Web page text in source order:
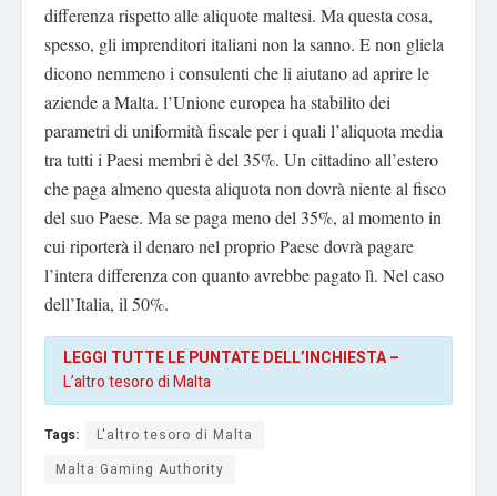
differenza rispetto alle aliquote maltesi. Ma questa cosa,
spesso, gli imprenditori italiani non la sanno. E non gliela
dicono nemmeno i consulenti che li aiutano ad aprire le
aziende a Malta. l’Unione europea ha stabilito dei
parametri di uniformità fiscale per i quali l’aliquota media
tra tutti i Paesi membri è del 35%. Un cittadino all’estero
che paga almeno questa aliquota non dovrà niente al fisco
del suo Paese. Ma se paga meno del 35%, al momento in
cui riporterà il denaro nel proprio Paese dovrà pagare
l’intera differenza con quanto avrebbe pagato lì. Nel caso
dell’Italia, il 50%.
LEGGI TUTTE LE PUNTATE DELL’INCHIESTA –
L’altro tesoro di Malta
Tags:
L'altro tesoro di Malta
Malta Gaming Authority